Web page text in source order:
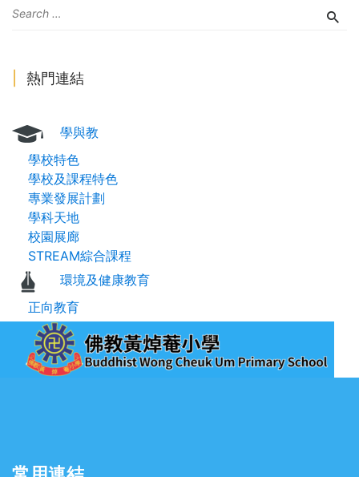
室圖書角、自學卡等，培養自學態度。
熱門連結
學與教
學校特色
學校及課程特色
專業發展計劃
學科天地
校園展廊
STREAM綜合課程
環境及健康教育
正向教育